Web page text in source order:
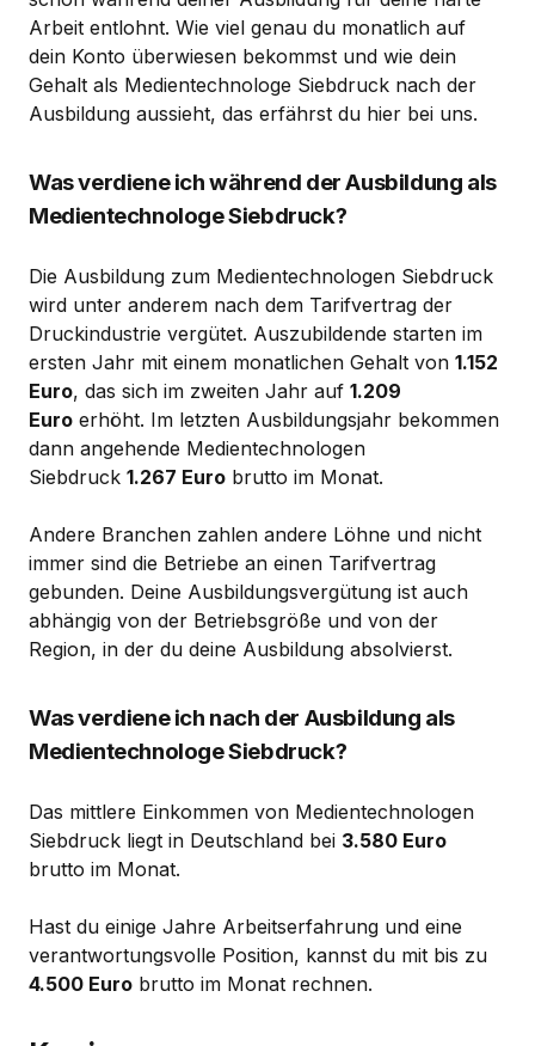
Arbeit entlohnt. Wie viel genau du monatlich auf
dein Konto überwiesen bekommst und wie dein
Gehalt als Medientechnologe Siebdruck nach der
Ausbildung aussieht, das erfährst du hier bei uns.
Was verdiene ich während der Ausbildung als
Medientechnologe Siebdruck?
Die Ausbildung zum Medientechnologen Siebdruck
wird unter anderem nach dem Tarifvertrag der
Druckindustrie vergütet. Auszubildende starten im
ersten Jahr mit einem monatlichen Gehalt von 1.152
Euro, das sich im zweiten Jahr auf 1.209
Euro erhöht. Im letzten Ausbildungsjahr bekommen
dann angehende Medientechnologen
Siebdruck 1.267 Euro brutto im Monat.
Andere Branchen zahlen andere Löhne und nicht
immer sind die Betriebe an einen Tarifvertrag
gebunden. Deine Ausbildungsvergütung ist auch
abhängig von der Betriebsgröße und von der
Region, in der du deine Ausbildung absolvierst.
Was verdiene ich nach der Ausbildung als
Medientechnologe Siebdruck?
Das mittlere Einkommen von Medientechnologen
Siebdruck liegt in Deutschland bei 3.580 Euro
brutto im Monat.
Hast du einige Jahre Arbeitserfahrung und eine
verantwortungsvolle Position, kannst du mit bis zu
4.500 Euro brutto im Monat rechnen.